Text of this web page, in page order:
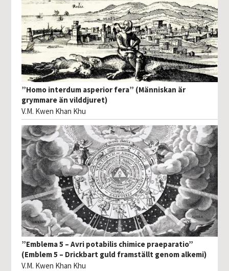
”Homo interdum asperior fera” (Människan är
grymmare än vilddjuret)
V.M. Kwen Khan Khu
”Emblema 5 – Avri potabilis chimice praeparatio”
(Emblem 5 – Drickbart guld framställt genom alkemi)
V.M. Kwen Khan Khu